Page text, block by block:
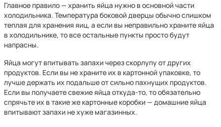
Главное правило — хранить яйца нужно в основной части
холодильника. Температура боковой дверцы обычно слишком
теплая для хранения яиц, а если вы неправильно храните яйца
в холодильнике, то все остальные пункты просто будут
напрасны.
Яйца могут впитывать запахи через скорлупу от других
продуктов. Если вы не храните их в картонной упаковке, то
лучше держать их подальше от сильно пахнущих продуктов.
Если вы получаете свежие яйца откуда-то, то обязательно
спрячьте их в такие же картонные коробки — домашние яйца
впитывают запахи не хуже магазинных.